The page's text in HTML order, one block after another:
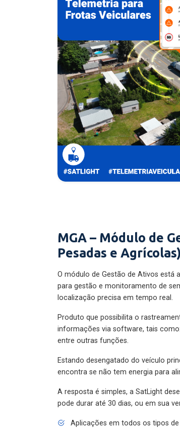
MGA – Módulo de
Pesadas e Agrícolas)
O módulo de Gestão de Ativos está
para gestão e monitoramento de
localização precisa em tempo real.
Produto que possibilita o
informações via software, tais
entre outras funções.
Estando desengatado do veículo
encontra se não tem energia para
A resposta é simples, a SatLight
pode durar até 30 dias, ou em sua
Aplicações em todos os tipos